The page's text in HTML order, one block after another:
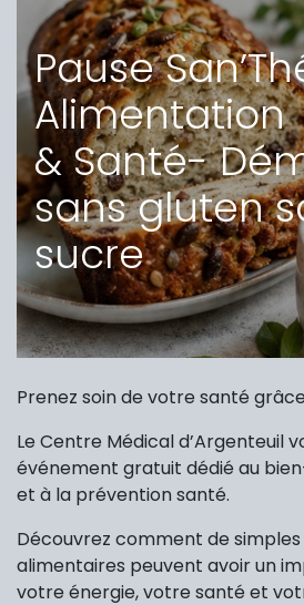
Pause
Alimentation
& Santé-
sans gluten
sucre
Prenez soin de votre santé
Le Centre Médical d’Argenteuil
événement gratuit dédié au
et à la prévention santé.
Découvrez comment de
alimentaires peuvent avoir un
votre énergie, votre santé et